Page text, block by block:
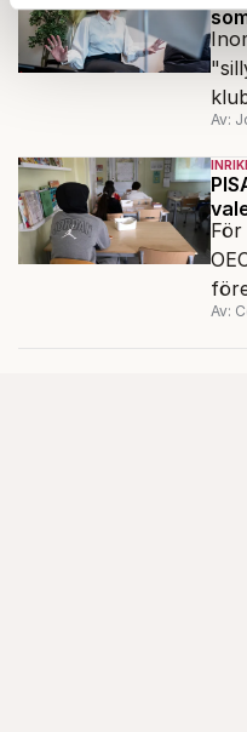
Dessa kan i sin tur
information som du har
samlat in när du har
Om du vill läsa mer om
rad
Av:
Av: